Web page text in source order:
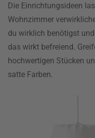
Die Einrichtungsideen
Wohnzimmer
du wirklich benötigst
das wirkt befreiend.
hochwertigen Stücken
satte Farben.